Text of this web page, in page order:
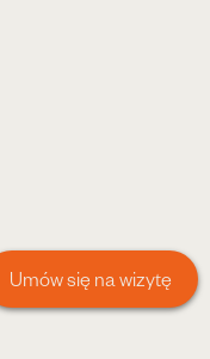
Umów się na wizytę